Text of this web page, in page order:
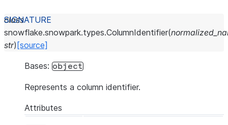
class
snowflake.snowpark.types.ColumnIdentifier(
str) [source]
Bases: object
Represents a column identifier.
Attributes